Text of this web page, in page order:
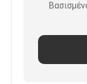
Κολλητική
Κολλητική